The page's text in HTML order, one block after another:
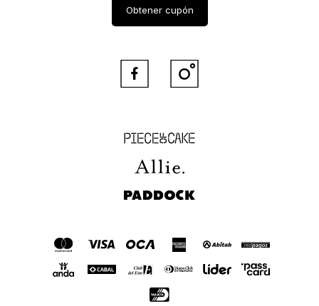
Piece of Cake
Allie
Paddock
Obtener cupón
 